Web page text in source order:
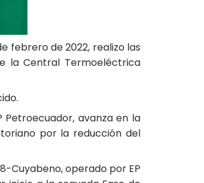
febrero de 2022, realizo las
la Central Termoeléctrica
Petroecuador, avanza en la
por la reducción del
Cuyabeno, operado por EP